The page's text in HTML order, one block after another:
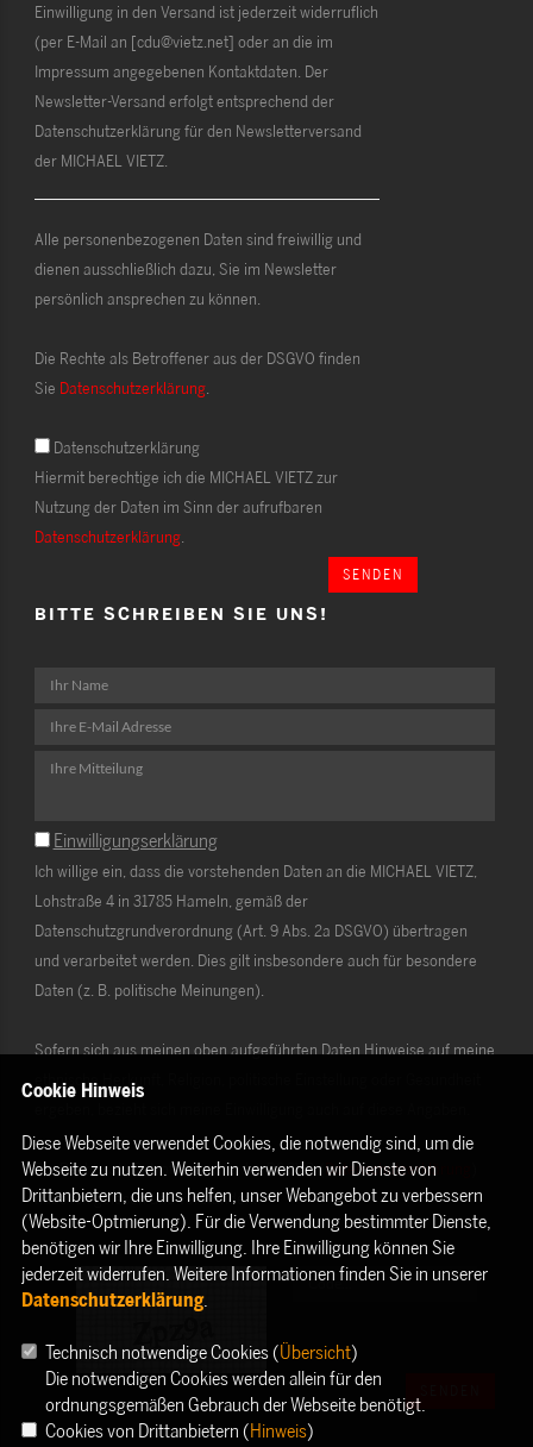
Einwilligung in den Versand ist jederzeit widerruflich
(per E-Mail an [cdu@vietz.net] oder an die im
Impressum angegebenen Kontaktdaten. Der
Newsletter-Versand erfolgt entsprechend der
Datenschutzerklärung für den Newsletterversand
der MICHAEL VIETZ.
Alle personenbezogenen Daten sind freiwillig und
dienen ausschließlich dazu, Sie im Newsletter
persönlich ansprechen zu können.
Die Rechte als Betroffener aus der DSGVO finden
Sie Datenschutzerklärung.
Datenschutzerklärung
Hiermit berechtige ich die MICHAEL VIETZ zur
Nutzung der Daten im Sinn der aufrufbaren
Datenschutzerklärung.
SENDEN
BITTE SCHREIBEN SIE UNS!
Einwilligungserklärung
Ich willige ein, dass die vorstehenden Daten an die MICHAEL VIETZ,
Lohstraße 4 in 31785 Hameln, gemäß der
Datenschutzgrundverordnung (Art. 9 Abs. 2a DSGVO) übertragen
und verarbeitet werden. Dies gilt insbesondere auch für besondere
Daten (z. B. politische Meinungen).
Sofern sich aus meinen oben aufgeführten Daten Hinweise auf meine
ethnische Herkunft, Religion, politische Einstellung oder Gesundheit
Die Rechte als Betroffener aus der DSGVO ( Datenschutzerklärung
habe ich gelesen und verstanden.
Cookie Hinweis
Diese Webseite verwendet Cookies, die notwendig sind, um die
Webseite zu nutzen. Weiterhin verwenden wir Dienste von
Drittanbietern, die uns helfen, unser Webangebot zu verbessern
(Website-Optmierung). Für die Verwendung bestimmter Dienste,
benötigen wir Ihre Einwilligung. Ihre Einwilligung können Sie
jederzeit widerrufen. Weitere Informationen finden Sie in unserer
Datenschutzerklärung.
Technisch notwendige Cookies (Übersicht)
Die notwendigen Cookies werden allein für den
ordnungsgemäßen Gebrauch der Webseite benötigt.
Cookies von Drittanbietern (Hinweis)